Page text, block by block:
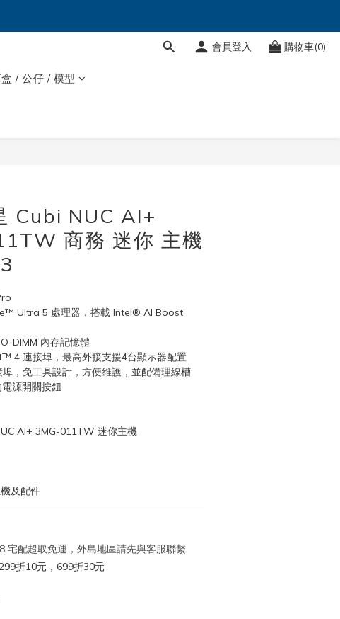
會員登入 購物車(0)
/ 公仔 / 模型
Cubi NUC AI+
商務 迷你 主機
Ultra 5 處理器，搭載 Intel® AI Boost
DIMM 內存記憶體
4 連接埠，最高外接支援4台顯示器配置
，免工具設計，方便維護，並配備理線槽
源開關按鈕
AI+ 3MG-011TW 迷你主機
及配件
宅配超取免運，外島地區請先與客服聯繫
折10元，699折30元